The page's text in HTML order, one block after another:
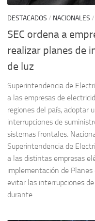
DESTACADOS / NACIONALES /
SEC ordena a
realizar planes de
de luz
Superintendencia de
a las empresas de
regiones del país, adoptar
interrupciones de
sistemas frontales.
Superintendencia de
a las distintas empresas
implementación de
evitar las interrupciones
durante...